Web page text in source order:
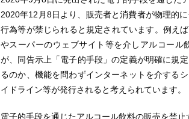
2020年12月8日より、販売者と消費者が物理的
行為等が禁じられると規定されています。例え
やスーパーのウェブサイト等を介しアルコー
が、同告示上「電子的手段」の定義が明確に規
るのか、機能を問わずインターネットを介する
イドライン等が発行されると考えられています。
電子的手段を通じたアルコール飲料の販売を禁